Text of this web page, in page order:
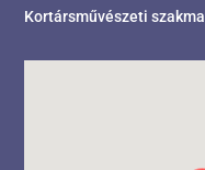
Kortársművészeti